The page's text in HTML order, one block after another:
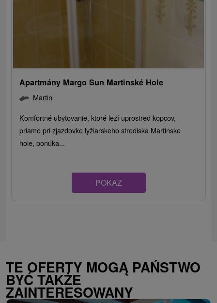
Apartmány Margo Sun Martinské Hole
Martin
Komfortné ubytovanie, ktoré leží uprostred kopcov,
priamo pri zjazdovke lyžiarskeho strediska Martinske
hole, ponúka...
POKAZ
TE OFERTY MOGĄ PAŃSTWO
BYĆ TAKŻE
ZAINTERESOWANY